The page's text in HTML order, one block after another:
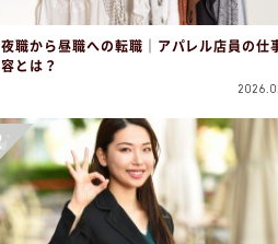
夜職から昼職への転職｜アパレル店員の仕
容とは？